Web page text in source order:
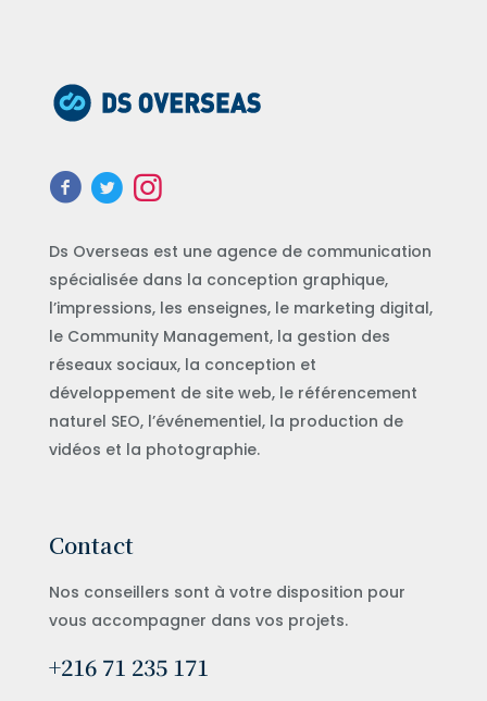
Ds Overseas est une agence de communication
spécialisée dans la conception graphique,
l’impressions, les enseignes, le marketing digital,
le Community Management, la gestion des
réseaux sociaux, la conception et
développement de site web, le référencement
naturel SEO, l’événementiel, la production de
vidéos et la photographie.
Contact
Nos conseillers sont à votre disposition pour
vous accompagner dans vos projets.
+216 71 235 171